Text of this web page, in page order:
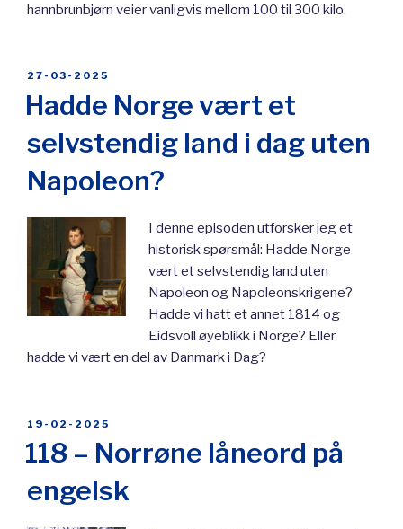
hannbrunbjørn veier vanligvis mellom 100 til 300 kilo.
POSTED
27-03-2025
Hadde Norge vært et
selvstendig land i dag uten
Napoleon?
I denne episoden utforsker jeg et
historisk spørsmål: Hadde Norge
vært et selvstendig land uten
Napoleon og Napoleonskrigene?
Hadde vi hatt et annet 1814 og
Eidsvoll øyeblikk i Norge? Eller
hadde vi vært en del av Danmark i Dag?
POSTED
19-02-2025
118 – Norrøne låneord på
engelsk